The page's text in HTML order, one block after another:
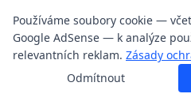
Používáme soubory cookie —
Google AdSense — k analýze
relevantních reklam. Zásady
Odmítnout